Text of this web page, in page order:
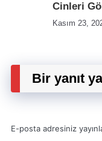
Cinleri
Kasım 23,
Bir yanıt
E-posta adresiniz